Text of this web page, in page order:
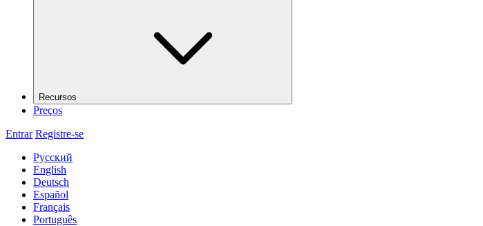
Recursos
Preços
Entrar Registre-se
Русский
English
Deutsch
Español
Français
Português